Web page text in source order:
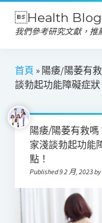
Health Blog
我們參考研究文獻，推
營養保健
產品推薦
美容保養
心靈健康
首頁 » 陽痿/陽萎有
談勃起功能障礙症
陽痿/陽萎有救
家淺談勃起功能
點！
Published 9 2 月, 2023